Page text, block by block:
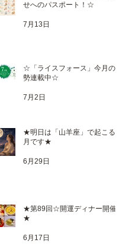
せへのパスポート！☆
7月13日
☆「ライスフォース」今月の運
勢連載中☆
7月2日
★明日は「山羊座」で起こる満
月です★
6月29日
★第89回☆開運ディナー開催
★
6月17日